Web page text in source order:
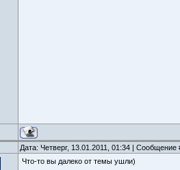
Дата: Четверг, 13.01.2011, 01:34 | Сообщение
Что-то вы далеко от темы ушли)